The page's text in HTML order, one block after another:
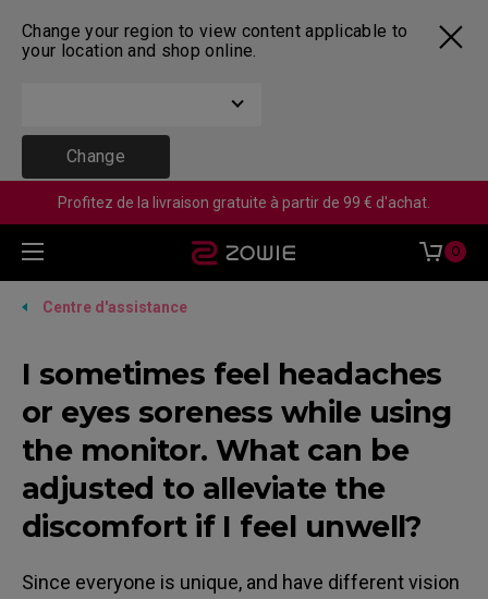
Change your region to view content applicable to
your location and shop online.
Change
Profitez de la livraison gratuite à partir de 99 € d'achat.
0
Centre d'assistance
I sometimes feel headaches
or eyes soreness while using
the monitor. What can be
adjusted to alleviate the
discomfort if I feel unwell?
Since everyone is unique, and have different vision